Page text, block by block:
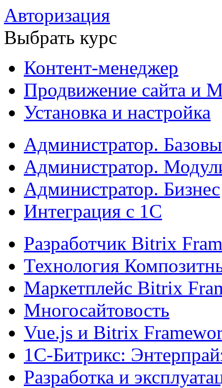
Авторизация
Выбрать курс
Контент-менеджер
Продвижение сайта и
Установка и настройка
Администратор.
Администратор.
Администратор. Бизнес
Интеграция с 1С
Разработчик Bitrix
Технология
Маркетплейс Bitrix
Многосайтовость
Vue.js и Bitrix
1С-Битрикс:
Разработка и